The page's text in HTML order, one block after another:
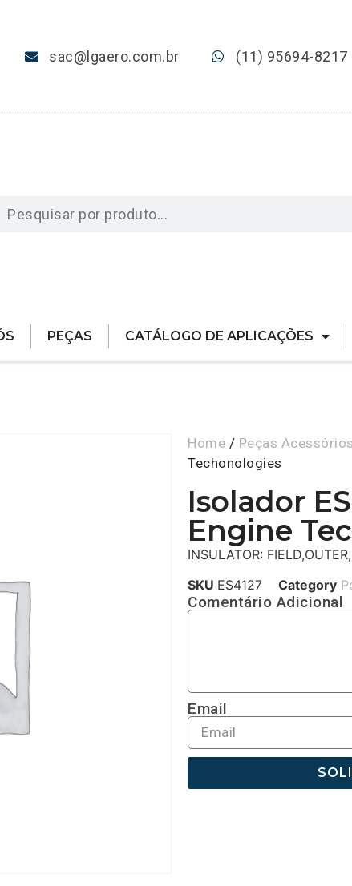
sac@lgaero.com.br (11) 95694-8217
PEÇAS CATÁLOGO DE APLICAÇÕES
Home / Peças Acessórios
Techonologies
Isolador
Engine
INSULATOR:
SKU ES4127 Category
Comentário Adicional
Email